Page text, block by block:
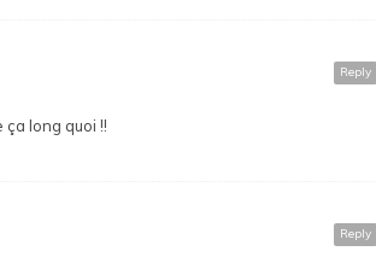
Reply
ça long quoi !!
Reply